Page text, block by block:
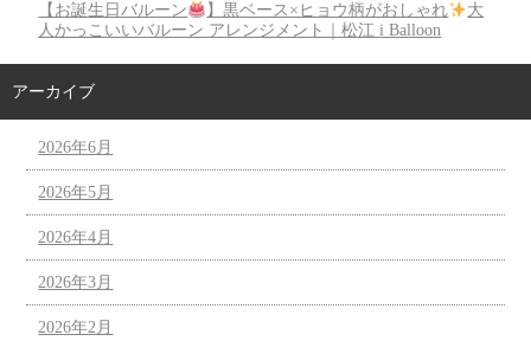
【お誕生日バルーン 】黒ベース×ヒョウ柄がおしゃれ
大
人かっこいいバルーン アレンジメント｜松江 i Balloon
アーカイブ
2026年6月
2026年5月
2026年4月
2026年3月
2026年2月